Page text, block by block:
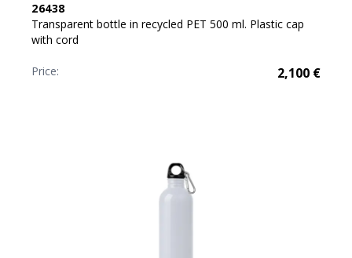
26438
Transparent bottle in recycled PET 500 ml. Plastic cap
with cord
Price: 2,100 €